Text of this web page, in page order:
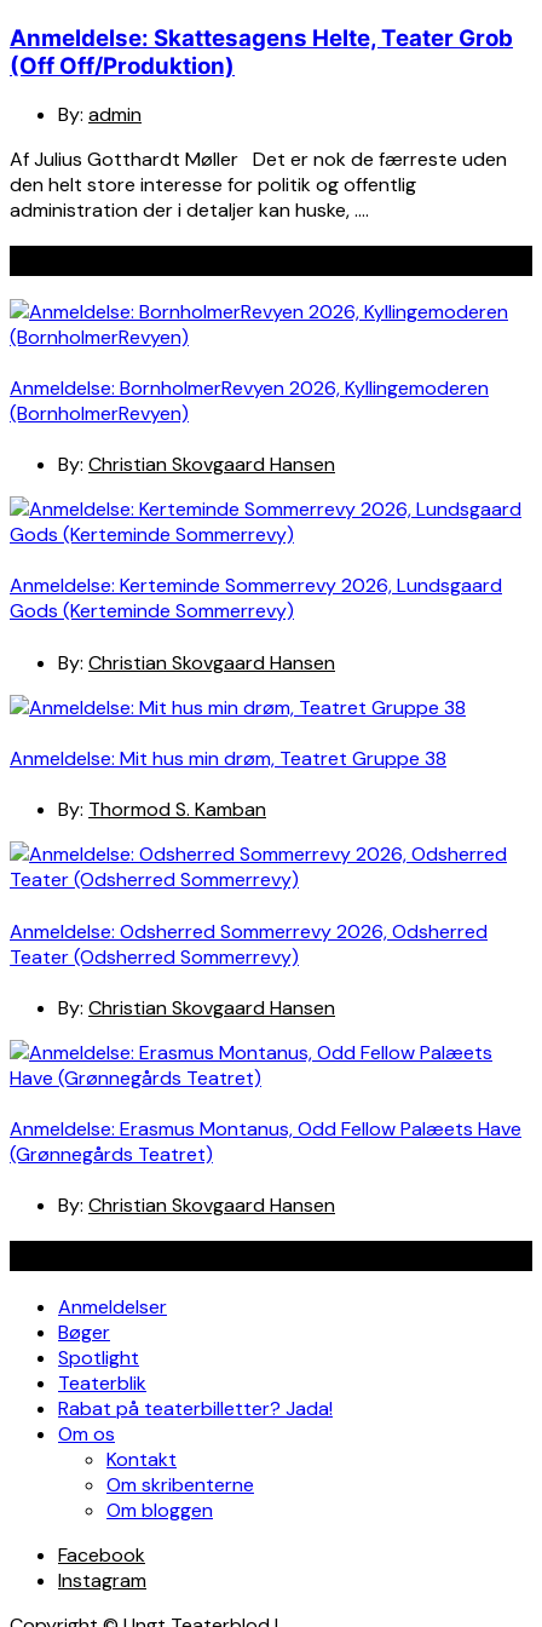
Anmeldelse: Skattesagens Helte, Teater Grob
(Off Off/Produktion)
By: admin
Af Julius Gotthardt Møller Det er nok de færreste uden
den helt store interesse for politik og offentlig
administration der i detaljer kan huske, ….
Anmeldelse: BornholmerRevyen 2026, Kyllingemoderen
(BornholmerRevyen)
By: Christian Skovgaard Hansen
Anmeldelse: Kerteminde Sommerrevy 2026, Lundsgaard
Gods (Kerteminde Sommerrevy)
By: Christian Skovgaard Hansen
Anmeldelse: Mit hus min drøm, Teatret Gruppe 38
By: Thormod S. Kamban
Anmeldelse: Odsherred Sommerrevy 2026, Odsherred
Teater (Odsherred Sommerrevy)
By: Christian Skovgaard Hansen
Anmeldelse: Erasmus Montanus, Odd Fellow Palæets Have
(Grønnegårds Teatret)
By: Christian Skovgaard Hansen
Anmeldelser
Bøger
Spotlight
Teaterblik
Rabat på teaterbilletter? Jada!
Om os
Kontakt
Om skribenterne
Om bloggen
Facebook
Instagram